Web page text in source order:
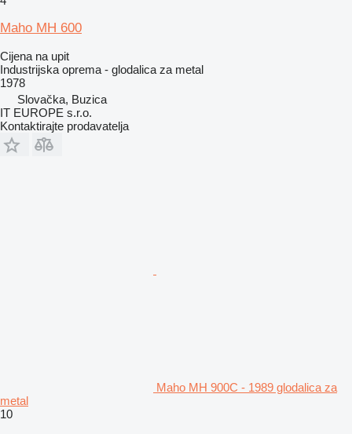
Maho MH 600
Cijena na upit
Industrijska oprema - glodalica za metal
1978
Slovačka, Buzica
IT EUROPE s.r.o.
Kontaktirajte prodavatelja
Maho MH 900C - 1989 glodalica za
metal
10